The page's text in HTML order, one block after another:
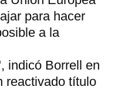
para hacer
a la
indicó Borrell en
reactivado título